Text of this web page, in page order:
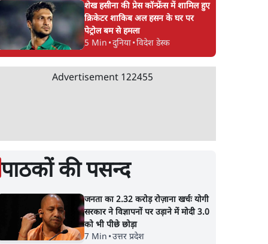
शेख हसीना की प्रेस कॉन्फ्रेंस में शामिल हुए
क्रिकेटर शाकिब अल हसन के घर पर
पेट्रोल बम से हमला
5 Min •दुनिया•विदेश डेस्क
Advertisement 122455
पाठकों की पसन्द
जनता का 2.32 करोड़ रोज़ाना खर्चः योगी
सरकार ने विज्ञापनों पर उड़ाने में मोदी 3.0
को भी पीछे छोड़ा
7 Min •उत्तर प्रदेश